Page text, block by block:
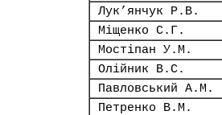
Лук’янчук Р.В.
Міщенко С.Г.
Мостіпан У.М.
Олійник В.С.
Павловський А.М.
Петренко В.М.